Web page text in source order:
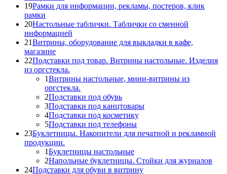
19Рамки для информации, рекламы, постеров, клик
рамки
20Настольные таблички. Таблички со сменной
информацией
21Витрины, оборудование для выкладки в кафе,
магазине
22Подставки под товар. Витрины настольные. Изделия
из оргстекла.
1Витрины настольные, мини-витрины из
оргстекла.
2Подставки под обувь
3Подставки под канцтовары
4Подставки под косметику
5Подставки под телефоны
23Буклетницы. Накопители для печатной и рекламной
продукции.
1Буклетницы настольные
2Напольные буклетницы. Стойки для журналов
24Подставки для обуви в витрину